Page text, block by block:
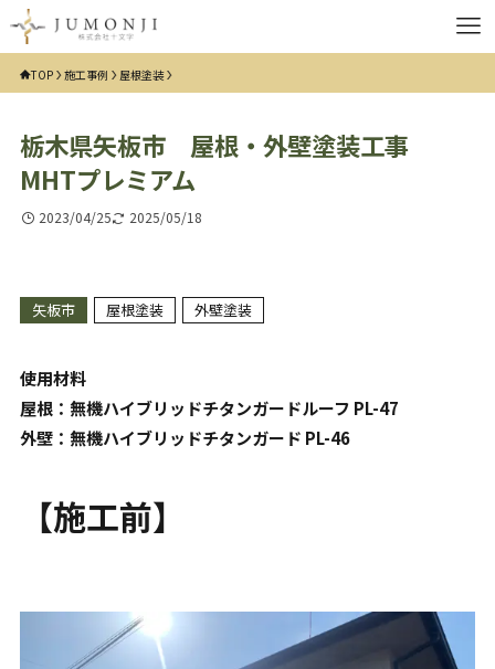
TOP 施工事例 屋根塗装
栃木県矢板市 屋根・外壁塗装工事
MHTプレミアム
2023/04/25 2025/05/18
矢板市 屋根塗装 外壁塗装
使用材料
屋根：無機ハイブリッドチタンガードルーフ PL-47
外壁：無機ハイブリッドチタンガード PL-46
【施工前】